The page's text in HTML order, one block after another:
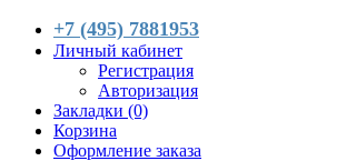
+7 (495) 7881953
Личный кабинет
Регистрация
Авторизация
Закладки (0)
Корзина
Оформление заказа